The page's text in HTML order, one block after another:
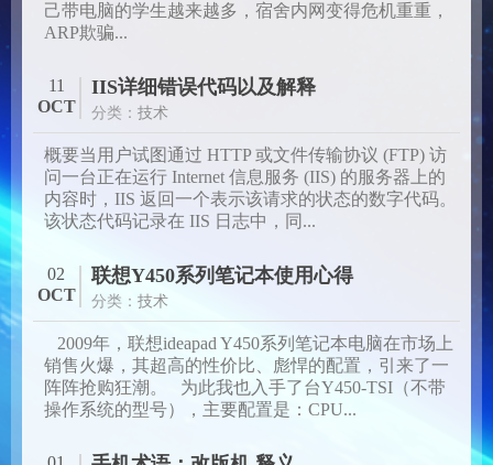
己带电脑的学生越来越多，宿舍内网变得危机重重，
ARP欺骗...
IIS详细错误代码以及解释
分类： 技术
11
OCT
概要当用户试图通过 HTTP 或文件传输协议 (FTP) 访
问一台正在运行 Internet 信息服务 (IIS) 的服务器上的
内容时，IIS 返回一个表示该请求的状态的数字代码。
该状态代码记录在 IIS 日志中，同...
联想Y450系列笔记本使用心得
分类： 技术
02
OCT
2009年，联想ideapad Y450系列笔记本电脑在市场上
销售火爆，其超高的性价比、彪悍的配置，引来了一
阵阵抢购狂潮。 为此我也入手了台Y450-TSI（不带
操作系统的型号），主要配置是：CPU...